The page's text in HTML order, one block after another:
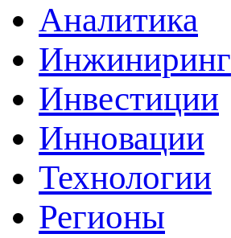
Аналитика
Инжиниринг
Инвестиции
Инновации
Технологии
Регионы